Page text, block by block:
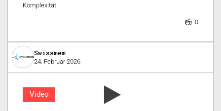
Komplexität.
0
Swissmem
24. Februar 2026
Video